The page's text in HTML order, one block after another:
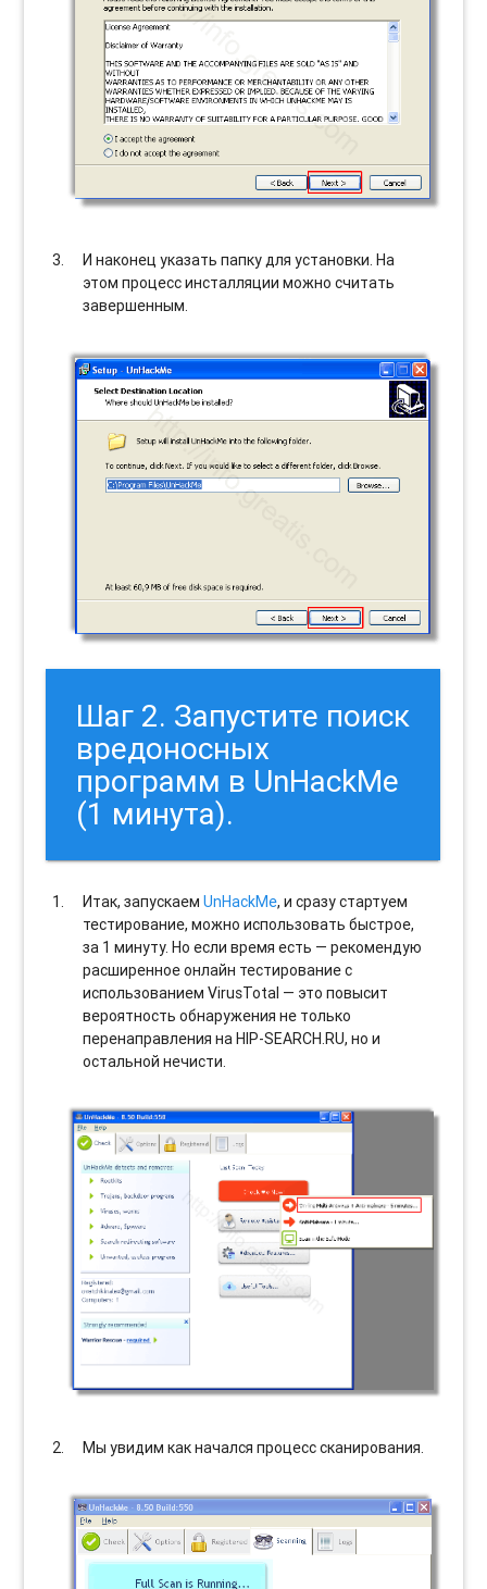
И наконец указать папку для установки. На
этом процесс инсталляции можно считать
завершенным.
Шаг 2. Запустите поиск
вредоносных
программ в UnHackMe
(1 минута).
Итак, запускаемUnHackMe, и сразу стартуем
тестирование, можно использовать быстрое,
за 1 минуту. Но если время есть — рекомендую
расширенное онлайн тестирование с
использованием VirusTotal — это повысит
вероятность обнаружения не только
перенаправления на HIP-SEARCH.RU, но и
остальной нечисти.
Мы увидим как начался процесс сканирования.